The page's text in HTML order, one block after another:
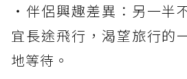
・伴侶興趣差異：另一半
宜長途飛行，渴望旅行的
地等待。